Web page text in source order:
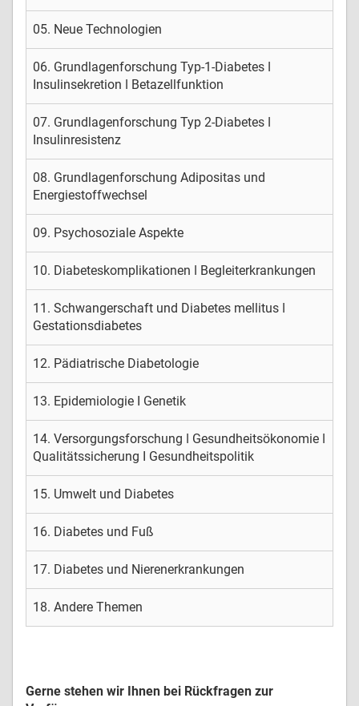
05. Neue Technologien
06. Grundlagenforschung Typ-1-Diabetes ǀ
Insulinsekretion ǀ Betazellfunktion
07. Grundlagenforschung Typ 2-Diabetes ǀ
Insulinresistenz
08. Grundlagenforschung Adipositas und
Energiestoffwechsel
09. Psychosoziale Aspekte
10. Diabeteskomplikationen ǀ Begleiterkrankungen
11. Schwangerschaft und Diabetes mellitus ǀ
Gestationsdiabetes
12. Pädiatrische Diabetologie
13. Epidemiologie I Genetik
14. Versorgungsforschung ǀ Gesundheitsökonomie ǀ
Qualitätssicherung I Gesundheitspolitik
15. Umwelt und Diabetes
16. Diabetes und Fuß
17. Diabetes und Nierenerkrankungen
18. Andere Themen
Gerne stehen wir Ihnen bei Rückfragen zur